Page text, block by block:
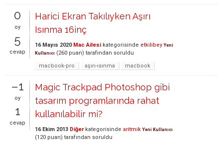
0
oy
5
cevap
Harici Ekran Takılıyken Aşırı
Isınma 16inç
16 Mayıs 2020 Mac Ailesi kategorisinde etkilibey Yeni
Kullanıcı (260 puan) tarafından soruldu
macbook-pro
aşırı-ısınma macbook
–1
oy
1
cevap
Magic Trackpad Photoshop gibi
tasarım programlarında rahat
kullanılabilir mi?
16 Ekim 2013 Diğerkategorisinde aritmik Yeni Kullanıcı
(120 puan) tarafından soruldu